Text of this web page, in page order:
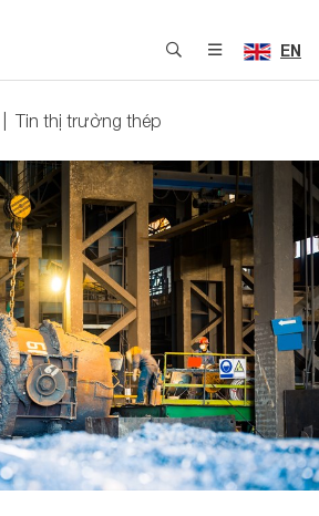
EN
Tin thị trường thép